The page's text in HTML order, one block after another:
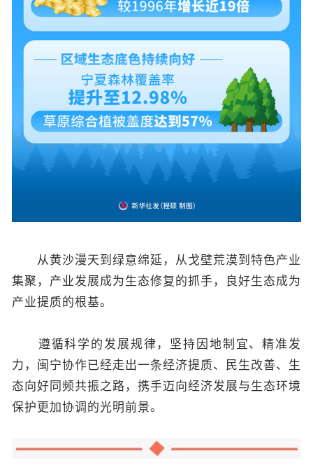
从黄沙漫天到绿意绵延，从戈壁荒漠到特色产业
集聚，产业发展成为生态修复的抓手，良好生态成为
产业提质的根基。
遵循科学的发展规律，坚持因地制宜、精准发
力，闽宁协作已经走出一条经济提质、民生改善、生
态向好同频共振之路，携手迈向经济发展与生态环境
保护更加协调的光明前景。